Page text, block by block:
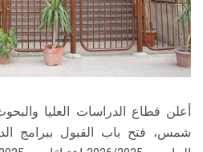
سجل
أعلن قطاع الدراسات العليا
شمس، فتح باب القبول ببرامج